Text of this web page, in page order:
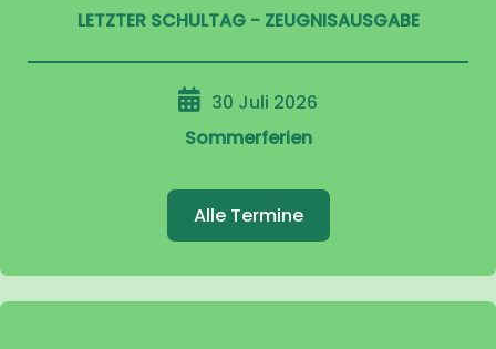
LETZTER SCHULTAG - ZEUGNISAUSGABE
30 Juli 2026
Sommerferien
Alle Termine